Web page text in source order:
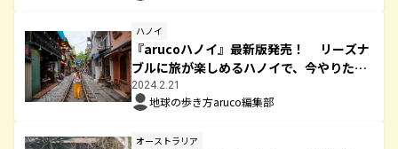
ハノイ
『arucoハノイ』最新版発売！ リーズナ
ブルに旅が楽しめるハノイで、今やりたい
4つのこと
2024.2.21
地球の歩き方aruco編集部
オーストラリア